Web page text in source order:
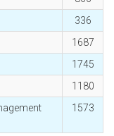
336
1687
1745
1180
1573